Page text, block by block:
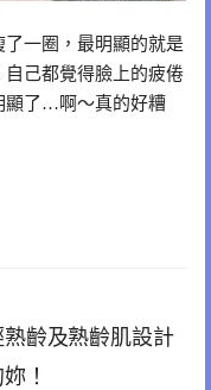
一圈，最明顯的就是
己都覺得臉上的疲倦
顯了…啊〜真的好糟
齡及熟齡肌設計
！